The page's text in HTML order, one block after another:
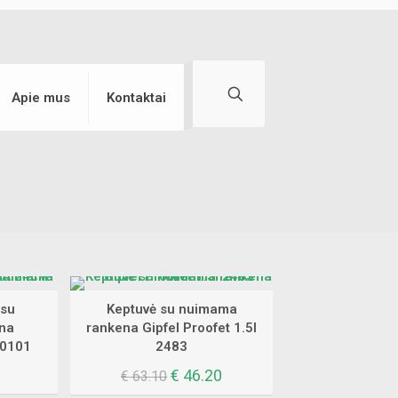
Apie mus Kontaktai
Keptuvė su nuimama
rankena Gipfel Proofet 1.5l
2483
€63.10 Original
€ 46.20